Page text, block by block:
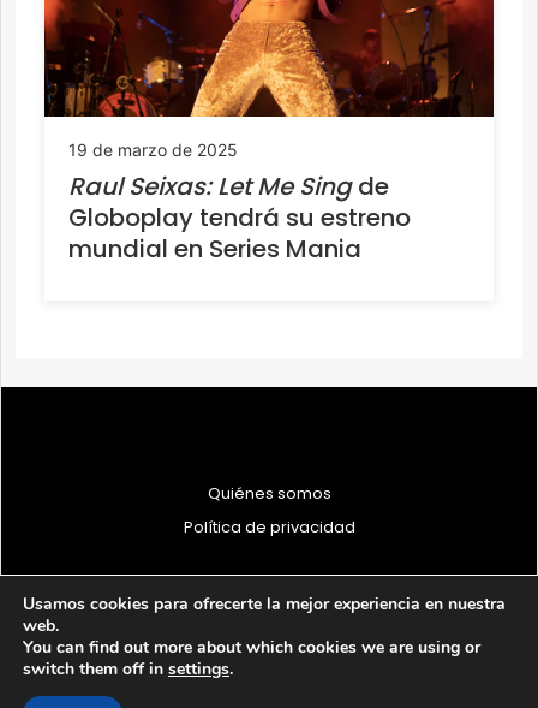
19 de marzo de 2025
Raul Seixas: Let Me Singde
Globoplay tendrá su estreno
mundial en Series Mania
Quiénes somos
Política de privacidad
© 1997 - 2026 PRODU - Todos los derechos reservados
Usamos cookies para ofrecerte la mejor experiencia en nuestra
web.
You can find out more about which cookies we are using or
switch them off in settings.